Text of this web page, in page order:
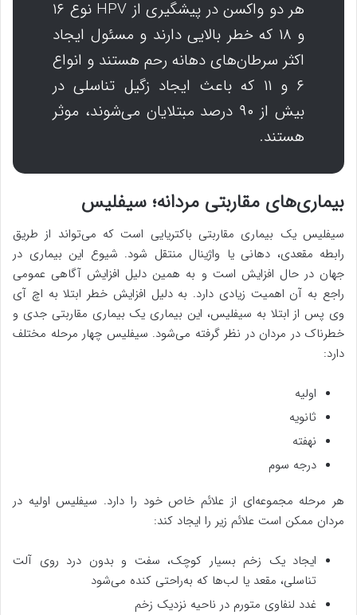
هر دو واکسن در پیشگیری از HPV نوع ۱۶
و ۱۸ که خطر بالایی دارند و مسئول ایجاد
اکثر سرطان‌های دهانه رحم هستند و انواع
۶ و ۱۱ که باعث ایجاد زگیل تناسلی در
بیش از ۹۰ درصد مبتلایان می‌شوند، موثر
هستند.
بیماری‌های مقاربتی مردانه؛ سیفلیس
سیفلیس یک بیماری مقاربتی باکتریایی است که می‌تواند از طریق
رابطه مقعدی، دهانی یا واژینال منتقل شود. شیوع این بیماری در
جهان در حال افزایش است و به همین دلیل افزایش آگاهی عمومی
راجع به آن اهمیت زیادی دارد. به دلیل افزایش خطر ابتلا به اچ آی
وی پس از ابتلا به سیفلیس، این بیماری یک بیماری مقاربتی جدی و
خطرناک در مردان در نظر گرفته می‌شود. سیفلیس چهار مرحله مختلف
دارد:
اولیه
ثانویه
نهفته
درجه سوم
هر مرحله مجموعه‌ای از علائم خاص خود را دارد. سیفلیس اولیه در
مردان ممکن است علائم زیر را ایجاد کند:
ایجاد یک زخم بسیار کوچک، سفت و بدون درد روی آلت
تناسلی، مقعد یا لب‌ها که به‌راحتی کنده می‌شود
غدد لنفاوی متورم در ناحیه نزدیک زخم